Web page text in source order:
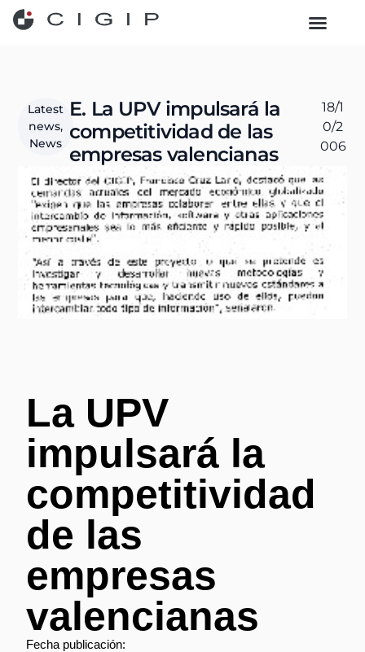
Latest
news,
News
E. La UPV impulsará la
competitividad de las
empresas valencianas
18/1
0/2
006
La UPV
impulsará la
competitividad
de las
empresas
valencianas
Fecha publicación: